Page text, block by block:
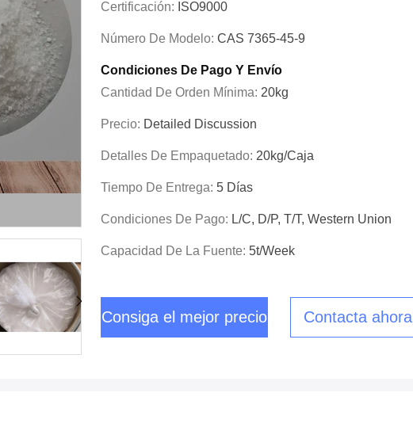
Certificación: ISO9000
Número De Modelo: CAS 7365-45-9
Condiciones De Pago Y Envío
Cantidad De Orden Mínima: 20kg
Precio: Detailed Discussion
Detalles De Empaquetado: 20kg/caja
Tiempo De Entrega: 5 Días
Condiciones De Pago: L/C, D/P, T/T, Western Union
Capacidad De La Fuente: 5t/week
Consiga el mejor precio Contacta ahora